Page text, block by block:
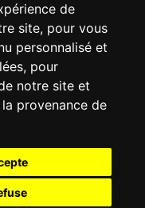
de
site, pour vous
personnalisé et
pour
notre site et
provenance de